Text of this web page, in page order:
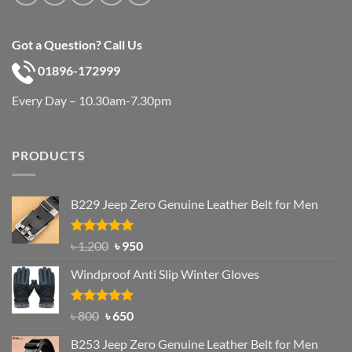
Got a Question? Call Us
01896-172999
Every Day – 10.30am-7.30pm
PRODUCTS
B229 Jeep Zero Genuine Leather Belt for Men
Rated4.92
out of 5
৳1,200 Original
was:
৳ 1,200.
৳950Current
is:
Windproof Anti Slip Winter Gloves
Rated4.97
৳800 Original
was:
৳650Current
is:
B253 Jeep Zero Genuine Leather Belt for Men